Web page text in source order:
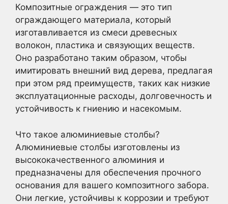
Композитные ограждения — это тип
ограждающего материала, который
изготавливается из смеси древесных
волокон, пластика и связующих веществ.
Оно разработано таким образом, чтобы
имитировать внешний вид дерева, предлагая
при этом ряд преимуществ, таких как низкие
эксплуатационные расходы, долговечность и
устойчивость к гниению и насекомым.
Что такое алюминиевые столбы?
Алюминиевые столбы изготовлены из
высококачественного алюминия и
предназначены для обеспечения прочного
основания для вашего композитного забора.
Они легкие, устойчивы к коррозии и требуют